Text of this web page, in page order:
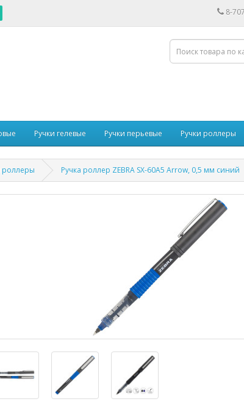
8-
Ручки гелевые Ручки перьевые Ручки роллеры
роллеры Ручка роллер ZEBRA SX-60A5 Arrow, 0,5 мм синий